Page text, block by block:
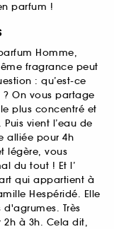
parfum !
Homme,
fragrance peut
: qu’est-ce
? On vous partage
plus concentré et
vient l’eau de
alliée pour 4h
légère, vous
du tout ! Et l’
qui appartient à
Hespéridé. Elle
Très
2h à 3h. Cela dit,